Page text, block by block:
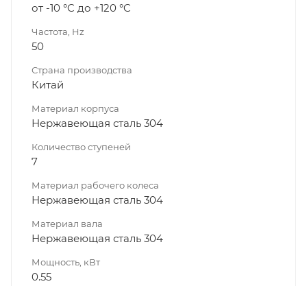
от -10 °C до +120 °C
Частота, Hz
50
Страна производства
Китай
Материал корпуса
Нержавеющая сталь 304
Количество ступеней
7
Материал рабочего колеса
Нержавеющая сталь 304
Материал вала
Нержавеющая сталь 304
Мощность, кВт
0.55